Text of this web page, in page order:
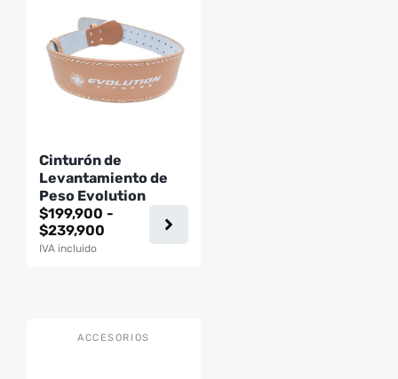
múltiples
variantes.
Las
opciones
elegir
en
la
página
de
Cinturón de
Levantamiento de
Peso Evolution
$199,900 -
$239,900
$239,900
IVA incluido
ACCESORIOS